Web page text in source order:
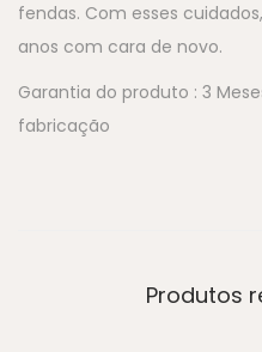
fendas. Com esses
anos com cara de novo.
Garantia do produto : 3
fabricação
Produtos